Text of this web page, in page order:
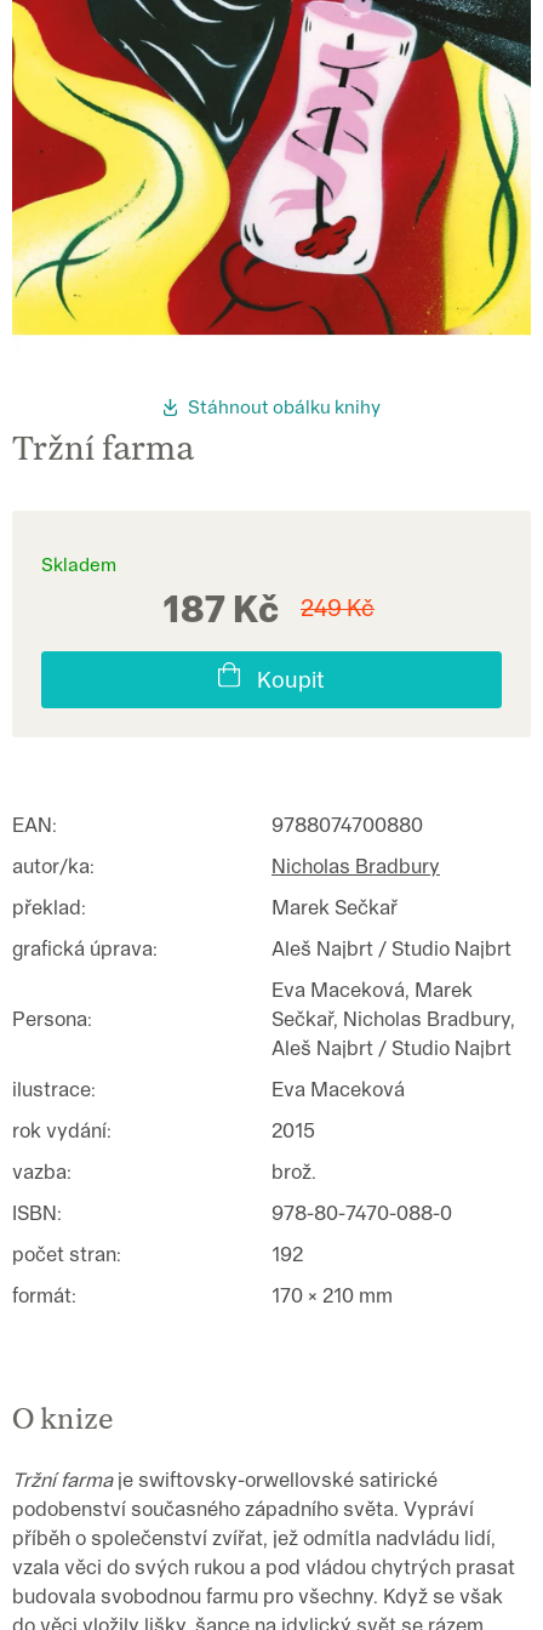
Stáhnout obálku knihy
Tržní farma
Skladem
249 Kč
187 Kč
Koupit
EAN:
9788074700880
autor/ka:
Nicholas Bradbury
překlad:
Marek Sečkař
grafická úprava: Aleš Najbrt / Studio Najbrt
Persona:
Eva Maceková, Marek
Sečkař, Nicholas Bradbury,
Aleš Najbrt / Studio Najbrt
ilustrace:
Eva Maceková
rok vydání:
2015
vazba:
brož.
ISBN:
978-80-7470-088-0
počet stran:
192
formát: 170 × 210 mm
O knize
Tržní farmaje swiftovsky-orwellovské satirické
podobenství současného západního světa. Vypráví
příběh o společenství zvířat, jež odmítla nadvládu lidí,
vzala věci do svých rukou a pod vládou chytrých prasat
budovala svobodnou farmu pro všechny. Když se však
do věci vložily lišky, šance na idylický svět se rázem